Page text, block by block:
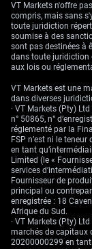
VT Markets n'offre
compris, mais sans
toute juridiction
soumise à des
sont pas destinées à
dans toute juridiction
aux lois ou
VT Markets est une
dans diverses
· VT Markets (Pty)
n° 50865, n°
réglementé par la
FSP n’est ni le
en tant
Limited (le «
services
Fournisseur de
principal ou
enregistrée : 18
Afrique du Sud.
· VT Markets (Pty)
marchés de capitaux
20200000299 en tant